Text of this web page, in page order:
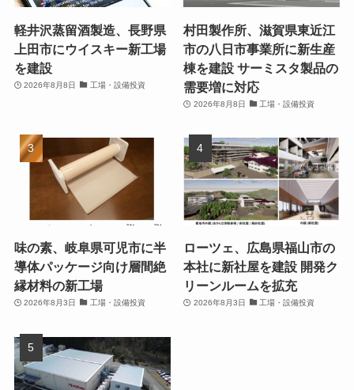
軽井沢蒸留酒製造、長野県
上田市にウイスキー新工場
を建設
2026年8月8日 工場・設備投資
村田製作所、滋賀県東近江
市の八日市事業所に新生産
棟を建設 サーミスタ製品の
需要増に対応
2026年8月8日 工場・設備投資
味の素、岐阜県可児市に半
導体パッケージ向け層間絶
縁材料の新工場
2026年8月3日 工場・設備投資
ローツェ、広島県福山市の
本社に新社屋を建設 開発ク
リーンルームを拡充
2026年8月3日 工場・設備投資